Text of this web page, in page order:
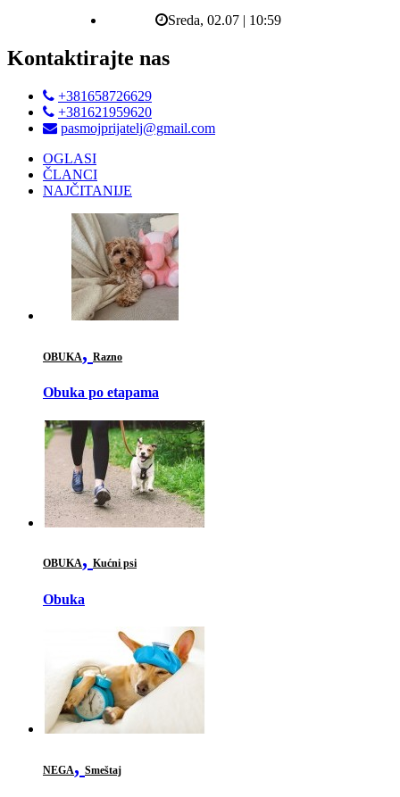
Sreda, 02.07 | 10:59
Kontaktirajte nas
+381658726629
+381621959620
pasmojprijatelj@gmail.com
OGLASI
ČLANCI
NAJČITANIJE
OBUKA, Razno
Obuka po etapama
OBUKA, Kućni psi
Obuka
NEGA, Smeštaj